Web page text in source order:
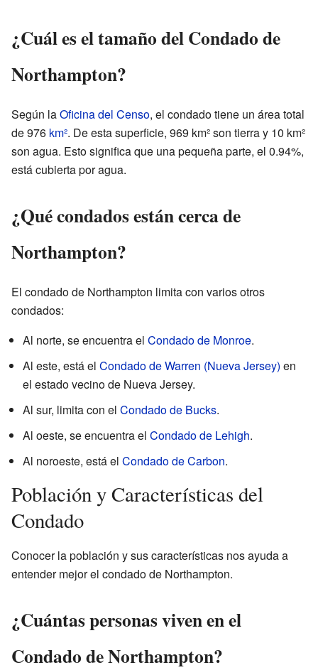
¿Cuál es el tamaño del Condado de
Northampton?
Según laOficina del Censo, el condado tiene un área total
de 976 km². De esta superficie, 969 km² son tierra y 10 km²
son agua. Esto significa que una pequeña parte, el 0.94%,
está cubierta por agua.
¿Qué condados están cerca de
Northampton?
El condado de Northampton limita con varios otros
condados:
Al norte, se encuentra el Condado de Monroe.
Al este, está el Condado de Warren (Nueva Jersey) en
el estado vecino de Nueva Jersey.
Al sur, limita con el Condado de Bucks.
Al oeste, se encuentra el Condado de Lehigh.
Al noroeste, está el Condado de Carbon.
Población y Características del
Condado
Conocer la población y sus características nos ayuda a
entender mejor el condado de Northampton.
¿Cuántas personas viven en el
Condado de Northampton?